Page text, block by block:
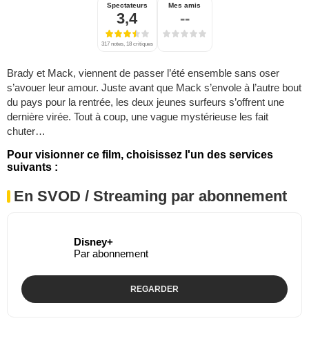
Spectateurs
3,4
317 notes, 18 critiques
Mes amis
--
Brady et Mack, viennent de passer l’été ensemble sans oser
s’avouer leur amour. Juste avant que Mack s’envole à l’autre bout
du pays pour la rentrée, les deux jeunes surfeurs s’offrent une
dernière virée. Tout à coup, une vague mystérieuse les fait
chuter…
Pour visionner ce film, choisissez l'un des services
suivants :
En SVOD / Streaming par abonnement
Disney+
Par abonnement
REGARDER